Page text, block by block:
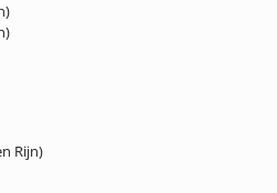
Rijn)